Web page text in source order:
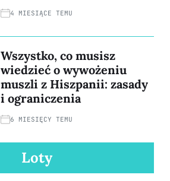
4 MIESIĄCE TEMU
Wszystko, co musisz
wiedzieć o wywożeniu
muszli z Hiszpanii: zasady
i ograniczenia
6 MIESIĘCY TEMU
Loty